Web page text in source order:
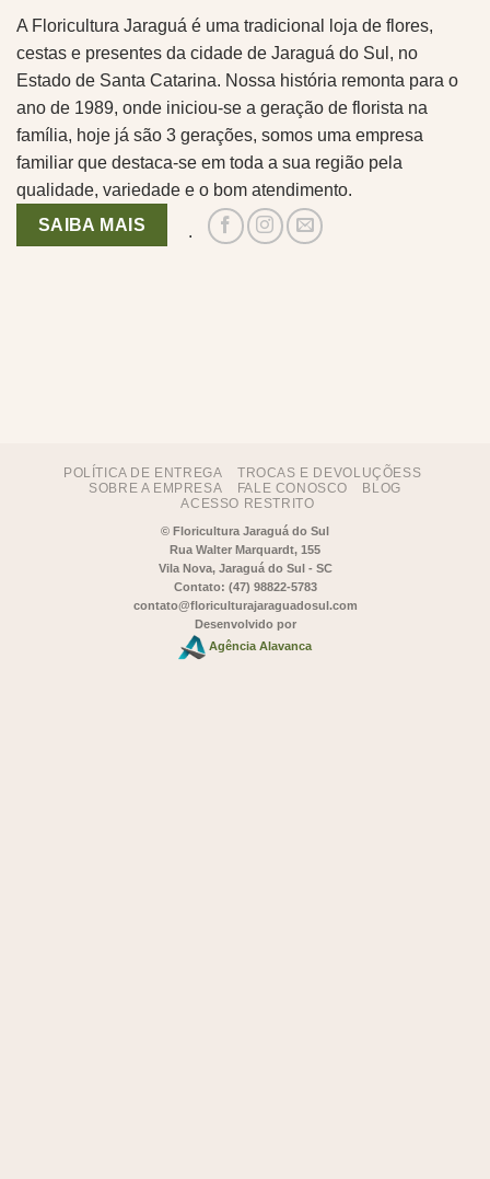
A Floricultura Jaraguá é uma tradicional loja de flores,
cestas e presentes da cidade de Jaraguá do Sul, no
Estado de Santa Catarina. Nossa história remonta para o
ano de 1989, onde iniciou-se a geração de florista na
família, hoje já são 3 gerações, somos uma empresa
familiar que destaca-se em toda a sua região pela
qualidade, variedade e o bom atendimento.
SAIBA MAIS
.
POLÍTICA DE ENTREGA
TROCAS E DEVOLUÇÕESS
SOBRE A EMPRESA
FALE CONOSCO
BLOG
ACESSO RESTRITO
© Floricultura Jaraguá do Sul
Rua Walter Marquardt, 155
Vila Nova, Jaraguá do Sul - SC
Contato: (47) 98822-5783
contato@floriculturajaraguadosul.com
Desenvolvido por
Agência Alavanca